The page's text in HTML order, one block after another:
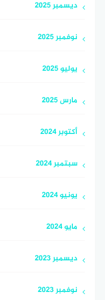
ديسمبر 2025
نوفمبر 2025
يوليو 2025
مارس 2025
أكتوبر 2024
سبتمبر 2024
يونيو 2024
مايو 2024
ديسمبر 2023
نوفمبر 2023